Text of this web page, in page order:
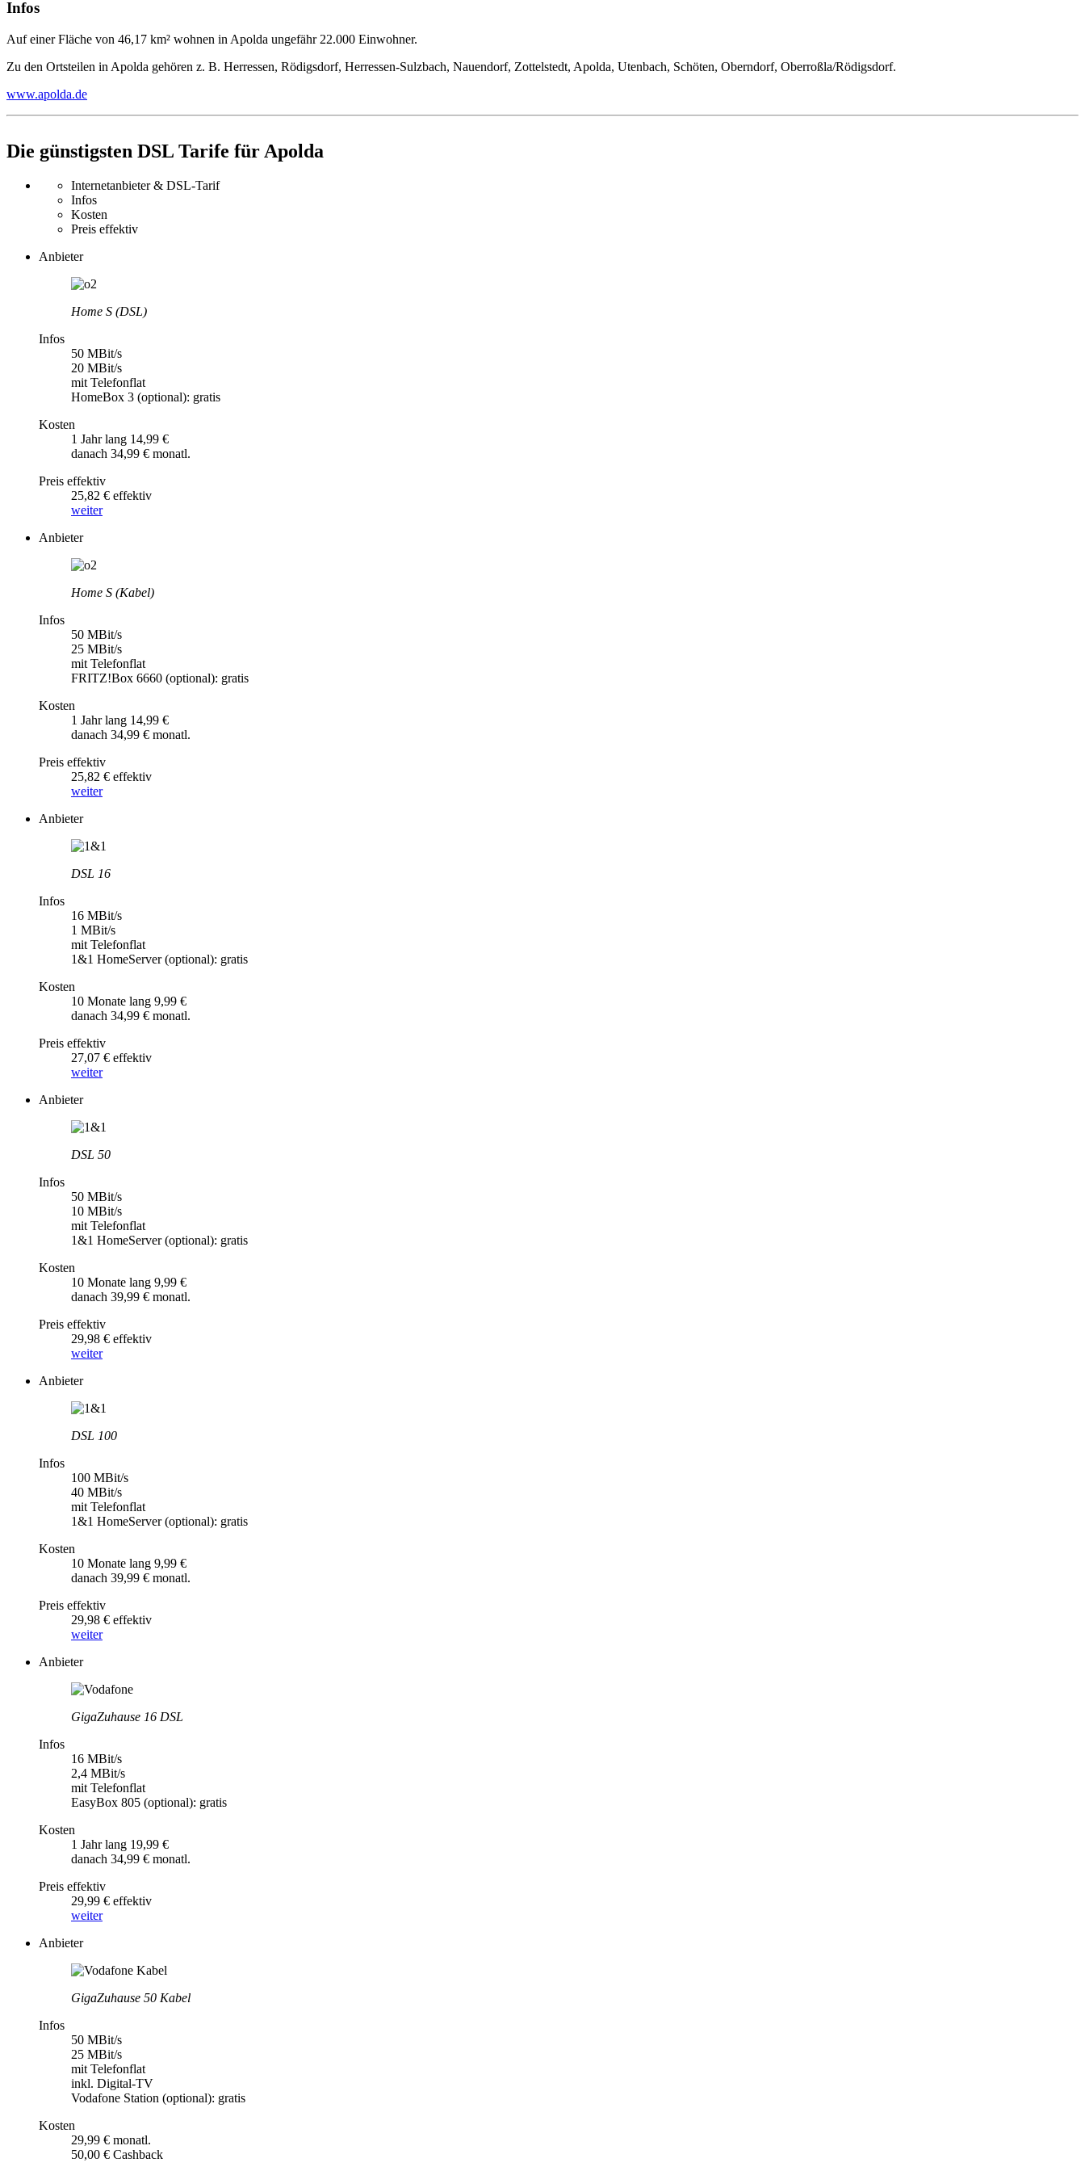
Infos
Auf einer Fläche von 46,17 km² wohnen in Apolda ungefähr 22.000 Einwohner.
Zu den Ortsteilen in Apolda gehören z. B. Herressen, Rödigsdorf, Herressen-Sulzbach, Nauendorf, Zottelstedt, Apolda, Utenbach, Schöten, Oberndorf, Oberroßla/Rödigsdorf.
www.apolda.de
Die günstigsten DSL Tarife für Apolda
Internetanbieter & DSL-Tarif
Infos
Kosten
Preis effektiv
Anbieter
Home S (DSL)
Infos
50 MBit/s
20 MBit/s
mit Telefonflat
HomeBox 3 (optional): gratis
Kosten
1 Jahr lang 14,99 €
danach 34,99 € monatl.
Preis effektiv
25,82 € effektiv
weiter
Anbieter
Home S (Kabel)
Infos
50 MBit/s
25 MBit/s
mit Telefonflat
FRITZ!Box 6660 (optional): gratis
Kosten
1 Jahr lang 14,99 €
danach 34,99 € monatl.
Preis effektiv
25,82 € effektiv
weiter
Anbieter
DSL 16
Infos
16 MBit/s
1 MBit/s
mit Telefonflat
1&1 HomeServer (optional): gratis
Kosten
10 Monate lang 9,99 €
danach 34,99 € monatl.
Preis effektiv
27,07 € effektiv
weiter
Anbieter
DSL 50
Infos
50 MBit/s
10 MBit/s
mit Telefonflat
1&1 HomeServer (optional): gratis
Kosten
10 Monate lang 9,99 €
danach 39,99 € monatl.
Preis effektiv
29,98 € effektiv
weiter
Anbieter
DSL 100
Infos
100 MBit/s
40 MBit/s
mit Telefonflat
1&1 HomeServer (optional): gratis
Kosten
10 Monate lang 9,99 €
danach 39,99 € monatl.
Preis effektiv
29,98 € effektiv
weiter
Anbieter
GigaZuhause 16 DSL
Infos
16 MBit/s
2,4 MBit/s
mit Telefonflat
EasyBox 805 (optional): gratis
Kosten
1 Jahr lang 19,99 €
danach 34,99 € monatl.
Preis effektiv
29,99 € effektiv
weiter
Anbieter
GigaZuhause 50 Kabel
Infos
50 MBit/s
25 MBit/s
mit Telefonflat
inkl. Digital-TV
Vodafone Station (optional): gratis
Kosten
29,99 € monatl.
50,00 € Cashback